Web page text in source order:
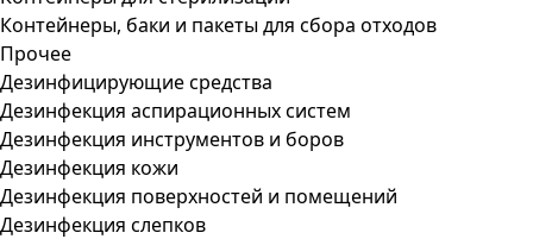
Контейнеры, баки и пакеты для сбора отходов
Прочее
Дезинфицирующие средства
Дезинфекция аспирационных систем
Дезинфекция инструментов и боров
Дезинфекция кожи
Дезинфекция поверхностей и помещений
Дезинфекция слепков